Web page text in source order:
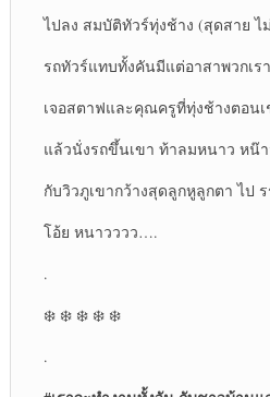
ไปลง สมบัติทัวร์ทุ่งช้าง (สุดสาย ไ
รถทัวร์แทบทั้งคันมีแต่อาสาพวกเรา
เจอสตาฟและคุณครูที่ทุ่งช้างตอนเ
แล้วนั่งรถขึ้นเขา ท้าลมหนาว หน๊
กับวิวภูเขากว้างสุดลูกหูลูกตา ไป ร
โอ้ย หนาวววว….
.
❄️ ❄️ ❄️ ❄️ ❄️
.